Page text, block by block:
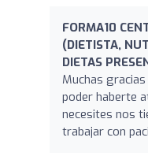
FORMA10
(DIETISTA,
DIETAS
Muchas
poder haberte
necesites nos
trabajar con